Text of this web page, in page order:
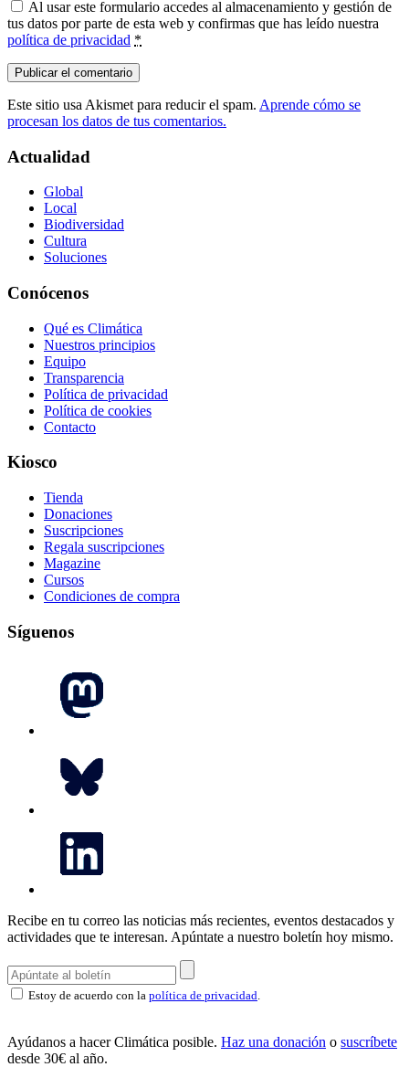
Al usar este formulario accedes al almacenamiento y gestión de
tus datos por parte de esta web y confirmas que has leído nuestra
política de privacidad *
Este sitio usa Akismet para reducir el spam. Aprende cómo se
procesan los datos de tus comentarios.
Actualidad
Global
Local
Biodiversidad
Cultura
Soluciones
Conócenos
Qué es Climática
Nuestros principios
Equipo
Transparencia
Política de privacidad
Política de cookies
Contacto
Kiosco
Tienda
Donaciones
Suscripciones
Regala suscripciones
Magazine
Cursos
Condiciones de compra
Síguenos
Recibe en tu correo las noticias más recientes, eventos destacados y
actividades que te interesan. Apúntate a nuestro boletín hoy mismo.
Estoy de acuerdo con la política de privacidad
Ayúdanos a hacer Climática posible. Haz una donación o suscríbete
desde 30€ al año.